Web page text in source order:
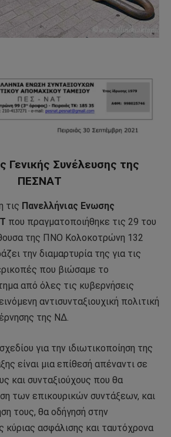
Γενικής Συνέλευσης της
ΠΕΣΝΑΤ
τις Πανελλήνιας Ενωσης
που πραγματοποιήθηκε τις 29 του
της ΠΝΟ Κολοκοτρώνη 132
την διαμαρτυρία της για τις
που βιώσαμε το
από όλες τις κυβερνήσεις
αντισυνταξιουχική πολιτική
της ΝΔ.
για την ιδιωτικοποίηση της
είναι μια επίθεσή απέναντι σε
και συνταξιούχους που θα
των επικουρικών συντάξεων, και
τους, θα οδήγησή στην
κύριας ασφάλισης και ταυτόχρονα